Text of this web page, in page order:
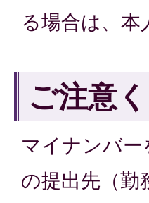
る場合は、
ご注意
マイナンバ
の提出先（勤